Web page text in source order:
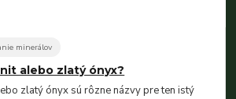
minerálov
alebo zlatý ónyx?
zlatý ónyx sú rôzne názvy pre ten istý